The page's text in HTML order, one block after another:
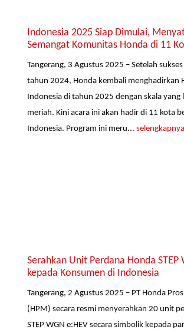
Indonesia 2025 Siap Dimulai,
Semangat Komunitas Honda di 11
Tangerang, 3 Agustus 2025 – Setelah
tahun 2024, Honda kembali menghadirkan
Indonesia di tahun 2025 dengan skala yang
meriah. Kini acara ini akan hadir di 11 kota
Indonesia. Program ini meru...selengkapnya
Serahkan Unit Perdana Honda STEP
kepada Konsumen di Indonesia
Tangerang, 2 Agustus 2025 – PT Honda
(HPM) secara resmi menyerahkan 20 unit
STEP WGN e:HEV secara simbolik kepada